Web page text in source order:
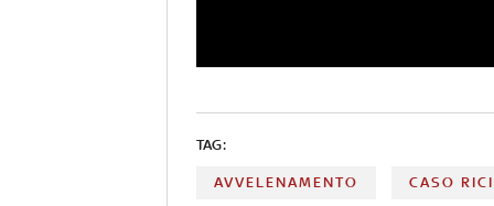
TAG:
AVVELENAMENTO CASO